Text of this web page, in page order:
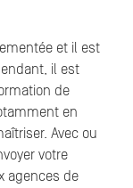
et il est
il est
de
en
Avec ou
votre
agences de